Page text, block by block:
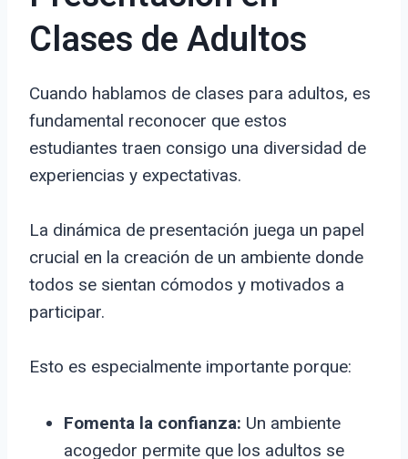
Clases de Adultos
Cuando hablamos de clases para adultos, es
fundamental reconocer que estos
estudiantes traen consigo una diversidad de
experiencias y expectativas.
La dinámica de presentación juega un papel
crucial en la creación de un ambiente donde
todos se sientan cómodos y motivados a
participar.
Esto es especialmente importante porque:
Fomenta la confianza: Un ambiente
acogedor permite que los adultos se